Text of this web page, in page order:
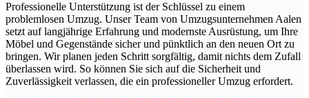
Professionelle Unterstützung ist der Schlüssel zu einem
problemlosen Umzug. Unser Team von Umzugsunternehmen Aalen
setzt auf langjährige Erfahrung und modernste Ausrüstung, um Ihre
Möbel und Gegenstände sicher und pünktlich an den neuen Ort zu
bringen. Wir planen jeden Schritt sorgfältig, damit nichts dem Zufall
überlassen wird. So können Sie sich auf die Sicherheit und
Zuverlässigkeit verlassen, die ein professioneller Umzug erfordert.